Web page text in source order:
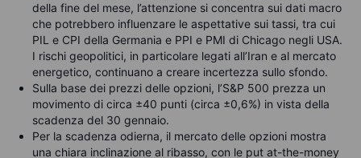
della fine del mese, l’attenzione si concentra sui dati macro
che potrebbero influenzare le aspettative sui tassi, tra cui
PIL e CPI della Germania e PPI e PMI di Chicago negli USA.
I rischi geopolitici, in particolare legati all’Iran e al mercato
energetico, continuano a creare incertezza sullo sfondo.
Sulla base dei prezzi delle opzioni, l’S&P 500 prezza un
movimento di circa ±40 punti (circa ±0,6%) in vista della
scadenza del 30 gennaio.
Per la scadenza odierna, il mercato delle opzioni mostra
una chiara inclinazione al ribasso, con le put at-the-money